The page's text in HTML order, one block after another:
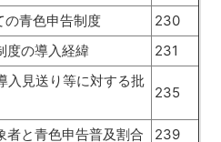
青色申告制度
230
の導入経緯
231
見送り等に対する批
235
と青色申告普及割合
239